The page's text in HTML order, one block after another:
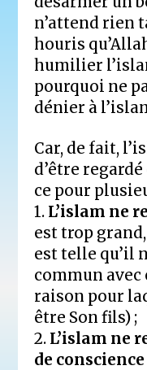
n’attend rien
houris
humilier
pourquoi ne
dénier à
Car, de fait,
d’être
ce pour
1. L’islam ne
est trop
est telle qu’il
commun avec
raison pour
être Son fils) ;
2. L’islam ne
de conscience